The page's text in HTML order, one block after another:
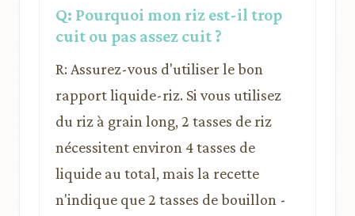
Q: Pourquoi mon riz est-il trop
cuit ou pas assez cuit ?
R: Assurez-vous d'utiliser le bon
rapport liquide-riz. Si vous utilisez
du riz à grain long, 2 tasses de riz
nécessitent environ 4 tasses de
liquide au total, mais la recette
n'indique que 2 tasses de bouillon -